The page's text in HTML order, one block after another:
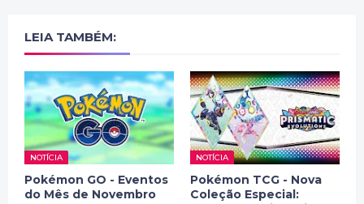
LEIA TAMBÉM:
NOTÍCIA
Pokémon GO - Eventos
do Mês de Novembro
NOTÍCIA
Pokémon TCG - Nova
Coleção Especial: